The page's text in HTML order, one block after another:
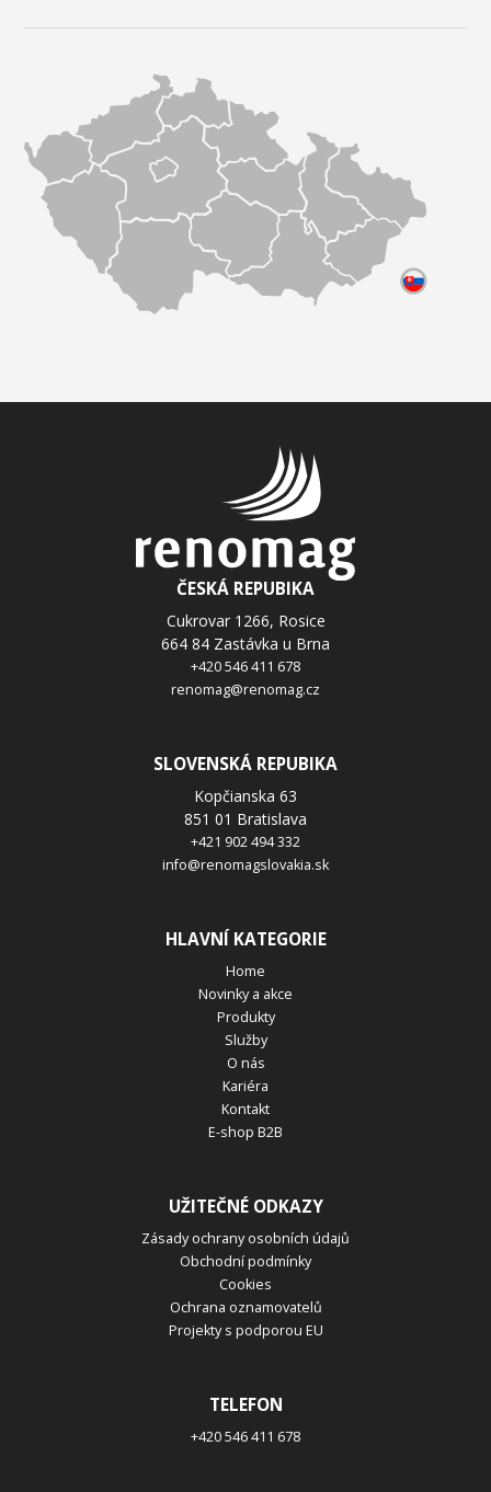
Odesláním souhlasíte se zpracováním osobních údajů.
ČESKÁ REPUBIKA
Cukrovar 1266, Rosice
664 84 Zastávka u Brna
+420 546 411 678
renomag@renomag.cz
SLOVENSKÁ REPUBIKA
Kopčianska 63
851 01 Bratislava
+421 902 494 332
info@renomagslovakia.sk
HLAVNÍ KATEGORIE
Home
Novinky a akce
Produkty
Služby
O nás
Kariéra
Kontakt
E-shop B2B
UŽITEČNÉ ODKAZY
Zásady ochrany osobních údajů
Obchodní podmínky
Cookies
Ochrana oznamovatelů
Projekty s podporou EU
TELEFON
+420 546 411 678